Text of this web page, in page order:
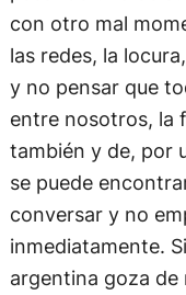
con otro mal
las redes, la
y no pensar que
entre nosotros, la
también y de, por
se puede
conversar y no
inmediatamente.
argentina goza de